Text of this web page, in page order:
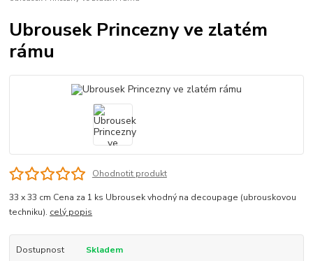
Ubrousek Princezny ve zlatém
rámu
Ohodnotit produkt
33 x 33 cm Cena za 1 ks Ubrousek vhodný na decoupage (ubrouskovou
techniku). celý popis
Dostupnost Skladem